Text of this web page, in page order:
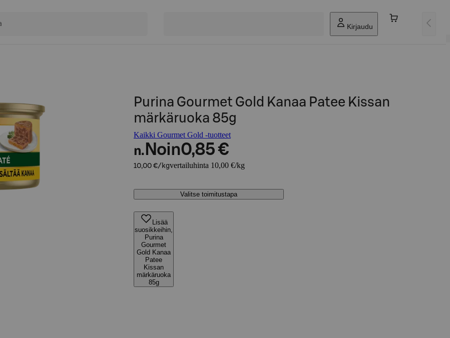
Kirjaudu
Purina Gourmet Gold Kanaa Patee Kissan
märkäruoka 85g
Kaikki Gourmet Gold -tuotteet
n. Noin0,85 €
10,00 €/kgvertailuhinta 10,00 €/kg
Valitse toimitustapa
Lisää
suosikkeihin,
Purina
Gourmet
Gold Kanaa
Patee
Kissan
märkäruoka
85g